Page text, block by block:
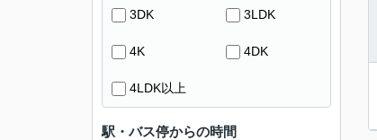
3DK 3LDK
4K 4DK
4LDK以上
駅・バス停からの時間